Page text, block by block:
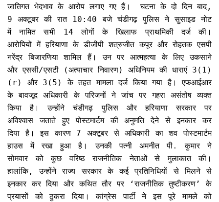
जातिगत भेदभाव के आरोप लगाए गए हैं। घटना के दो दिन बाद,
9 अक्टूबर की रात 10:40 बजे चंडीगढ़ पुलिस ने सुसाइड नोट
में नामित सभी 14 लोगों के खिलाफ प्राथमिकी दर्ज की।
आरोपियों में हरियाणा के डीजीपी शत्रुजीत कपूर और रोहतक एसपी
नरेंद्र बिजारणिया शामिल हैं। उन पर आत्महत्या के लिए उकसाने
और एससी/एसटी (अत्याचार निवारण) अधिनियम की धाराएं 3(1)
(r) और 3(5) के तहत मामला दर्ज किया गया है। एफआईआर
के बावजूद अधिकारी के परिजनों ने जांच पर गहरा असंतोष व्यक्त
किया है। उन्होंने चंडीगढ़ पुलिस और हरियाणा सरकार पर
अविश्वास जताते हुए पोस्टमार्टम की अनुमति देने से इनकार कर
दिया है। इस कारण 7 अक्टूबर से अधिकारी का शव पोस्टमार्टम
हाउस में रखा हुआ है। उनकी पत्नी अमनीत पी. कुमार ने
सोमवार को कुछ वरिष्ठ राजनीतिक नेताओं से मुलाकात की।
हालांकि, उन्होंने राज्य सरकार के कई प्रतिनिधियों से मिलने से
इनकार कर दिया और कथित तौर पर ‘राजनीतिक तुष्टीकरण’ के
प्रयासों को ठुकरा दिया। कांग्रेस पार्टी ने इस पूरे मामले को